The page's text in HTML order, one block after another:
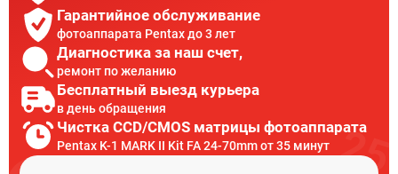
Гарантийное обслуживание
фотоаппарата Pentax до 3 лет
Диагностика за наш счет,
ремонт по желанию
Бесплатный выезд курьера
в день обращения
Чистка CCD/CMOS матрицы фотоаппарата
Pentax K-1 MARK II Kit FA 24-70mm от 35 минут